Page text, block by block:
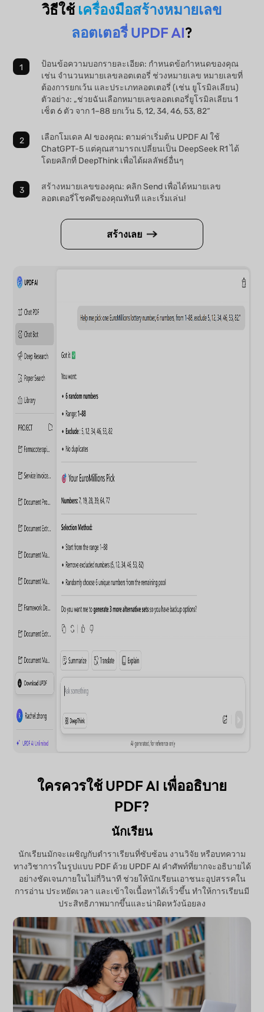
วิธีใช้ เครื่องมือสร้างหมายเลข
ลอตเตอรี่ UPDF AI?
ป้อนข้อความบอกรายละเอียด: กำหนดข้อกำหนดของคุณ
เช่น จำนวนหมายเลขลอตเตอรี่ ช่วงหมายเลข หมายเลขที่
ต้องการยกเว้น และประเภทลอตเตอรี่ (เช่น ยูโรมิลเลียน)
ตัวอย่าง: „ช่วยฉันเลือกหมายเลขลอตเตอรี่ยูโรมิลเลียน 1
เซ็ต 6 ตัว จาก 1–88 ยกเว้น 5, 12, 34, 46, 53, 82“
เลือกโมเดล AI ของคุณ: ตามค่าเริ่มต้น UPDF AI ใช้
ChatGPT-5 แต่คุณสามารถเปลี่ยนเป็น DeepSeek R1 ได้
โดยคลิกที่ DeepThink เพื่อได้ผลลัพธ์อื่นๆ
สร้างหมายเลขของคุณ: คลิก Send เพื่อได้หมายเลข
ลอตเตอรี่โชคดีของคุณทันที และเริ่มเล่น!
สร้างเลย
ใครควรใช้ UPDF AI เพื่ออธิบาย
PDF?
นักเรียน
นักเรียนมักจะเผชิญกับตำราเรียนที่ซับซ้อน งานวิจัย หรือบทความ
ทางวิชาการในรูปแบบ PDF ด้วย UPDF AI คำศัพท์ที่ยากจะอธิบายได้
อย่างชัดเจนภายในไม่กี่วินาที ช่วยให้นักเรียนเอาชนะอุปสรรคใน
การอ่าน ประหยัดเวลา และเข้าใจเนื้อหาได้เร็วขึ้น ทำให้การเรียนมี
ประสิทธิภาพมากขึ้นและน่าผิดหวังน้อยลง